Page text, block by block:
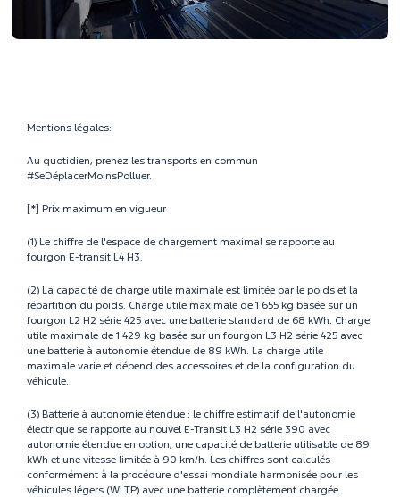
Mentions légales:
Au quotidien, prenez les transports en commun
#SeDéplacerMoinsPolluer.
[*] Prix maximum en vigueur
(1) Le chiffre de l'espace de chargement maximal se rapporte au
fourgon E-transit L4 H3.
(2) La capacité de charge utile maximale est limitée par le poids et la
répartition du poids. Charge utile maximale de 1 655 kg basée sur un
fourgon L2 H2 série 425 avec une batterie standard de 68 kWh. Charge
utile maximale de 1 429 kg basée sur un fourgon L3 H2 série 425 avec
une batterie à autonomie étendue de 89 kWh. La charge utile
maximale varie et dépend des accessoires et de la configuration du
véhicule.
(3) Batterie à autonomie étendue : le chiffre estimatif de l'autonomie
électrique se rapporte au nouvel E-Transit L3 H2 série 390 avec
autonomie étendue en option, une capacité de batterie utilisable de 89
kWh et une vitesse limitée à 90 km/h. Les chiffres sont calculés
conformément à la procédure d'essai mondiale harmonisée pour les
véhicules légers (WLTP) avec une batterie complètement chargée.